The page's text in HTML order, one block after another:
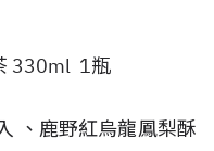
330ml 1瓶
、鹿野紅烏龍鳳梨酥